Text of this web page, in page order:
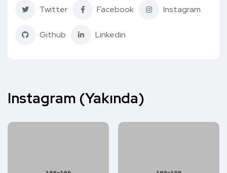
Twitter Facebook Instagram
Github Linkedin
Instagram (Yakında)